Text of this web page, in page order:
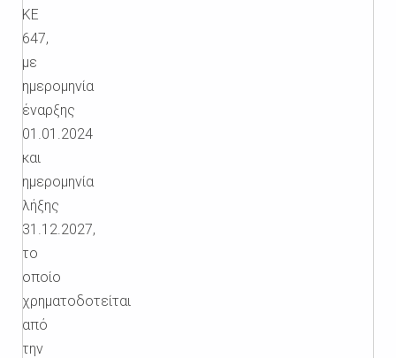
ΚΕ
647,
με
ημερομηνία
έναρξης
01.01.2024
και
ημερομηνία
λήξης
31.12.2027,
το
οποίο
χρηματοδοτείται
από
την